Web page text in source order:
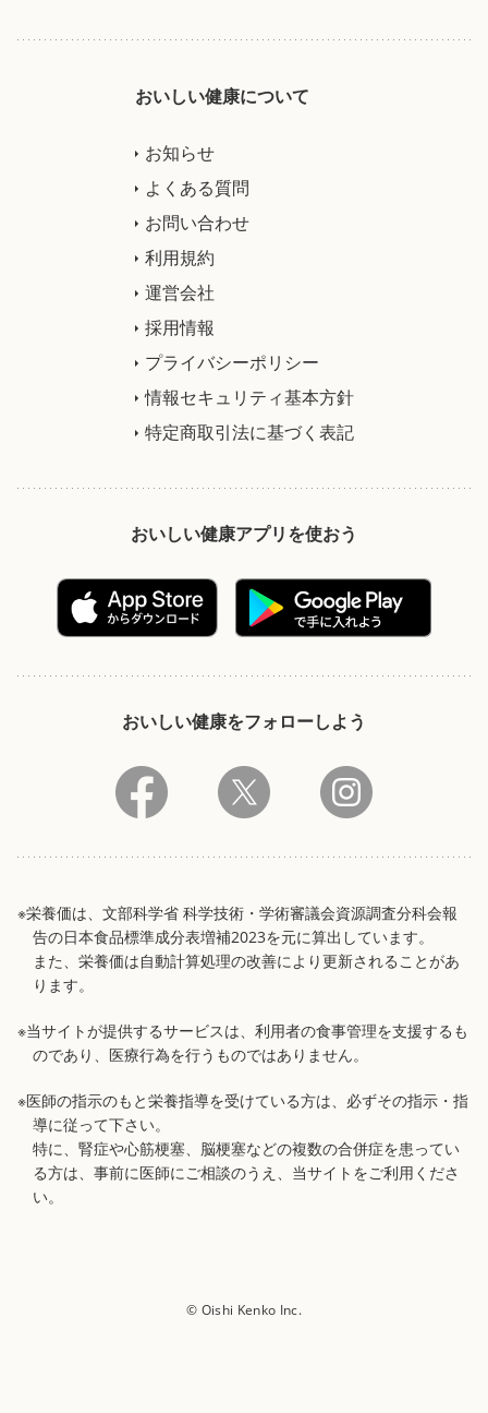
おいしい健康について
お知らせ
よくある質問
お問い合わせ
利用規約
運営会社
採用情報
プライバシーポリシー
情報セキュリティ基本方針
特定商取引法に基づく表記
おいしい健康アプリを使おう
おいしい健康をフォローしよう
※栄養価は、文部科学省 科学技術・学術審議会資源調査分科会報
告の日本食品標準成分表増補2023を元に算出しています。
また、栄養価は自動計算処理の改善により更新されることがあ
ります。
※当サイトが提供するサービスは、利用者の食事管理を支援するも
のであり、医療行為を行うものではありません。
※医師の指示のもと栄養指導を受けている方は、必ずその指示・指
導に従って下さい。
特に、腎症や心筋梗塞、脳梗塞などの複数の合併症を患ってい
る方は、事前に医師にご相談のうえ、当サイトをご利用くださ
い。
© Oishi Kenko Inc.